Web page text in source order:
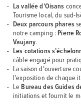
La vallée d’Oisans
Tourisme local, du sud-
Deux parcours phares
notre camping : Pierre
Vaujany.
Les cotations
câble engagé pour
La saison d’ouverture
l’exposition de chaque
Le Bureau des Guides
initiations et fournit le